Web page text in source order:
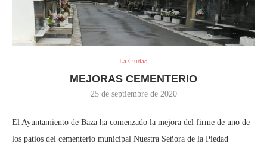
La Ciudad
MEJORAS CEMENTERIO
25 de septiembre de 2020
El Ayuntamiento de Baza ha comenzado la mejora del firme de uno de
los patios del cementerio municipal Nuestra Señora de la Piedad